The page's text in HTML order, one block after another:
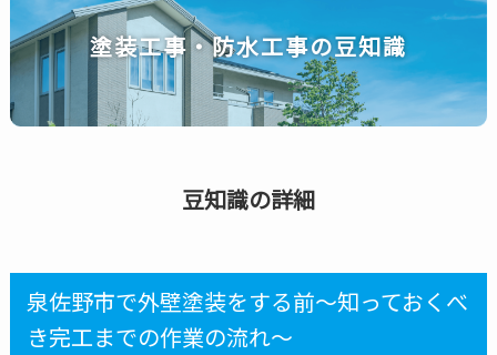
塗装工事・防水工事の豆知識
豆知識の詳細
泉佐野市で外壁塗装をする前～知っておくべ
き完工までの作業の流れ～